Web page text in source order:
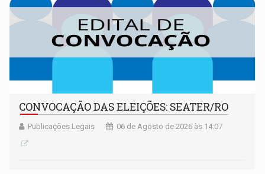
CONVOCAÇÃO DAS ELEIÇÕES: SEATER/RO
Publicações Legais 06 de Agosto de 2026 às 14:07